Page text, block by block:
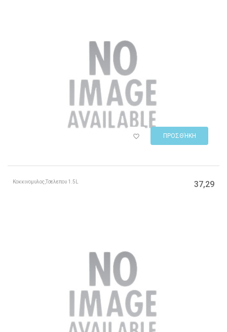
ΠΡΟΣΘΉΚΗ
Κοκκινoμυλος,Τσελεπου 1.5L 37,29